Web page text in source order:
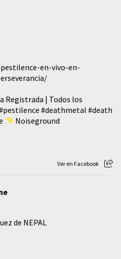
en-vivo-en-
Registrada | Todos los
#deathmetal #death
Noiseground
Ver en Facebook
de NEPAL